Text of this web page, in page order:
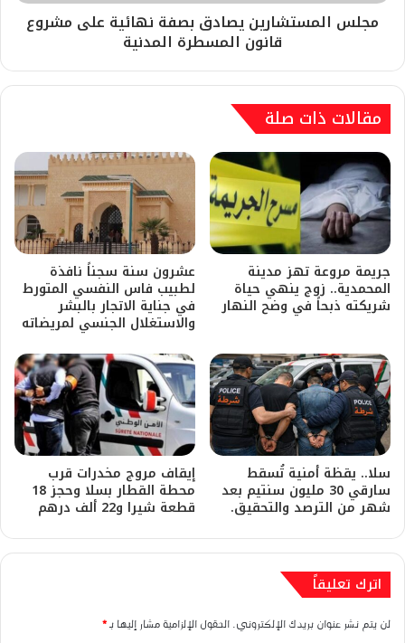
مجلس المستشارين يصادق بصفة نهائية على مشروع
قانون المسطرة المدنية
مقالات ذات صلة
​جريمة مروعة تهز مدينة
المحمدية.. زوج ينهي حياة
شريكته ذبحاً في وضح النهار
عشرون سنة سجناً نافذة
لطبيب فاس النفسي المتورط
في جناية الاتجار بالبشر
والاستغلال الجنسي لمريضاته
سلا.. يقظة أمنية تُسقط
سارقي 30 مليون سنتيم بعد
شهر من الترصد والتحقيق.
إيقاف مروج مخدرات قرب
محطة القطار بسلا وحجز 18
قطعة شيرا و22 ألف درهم
اترك تعليقاً
لن يتم نشر عنوان بريدك الإلكتروني. الحقول الإلزامية مشار إليها بـ*